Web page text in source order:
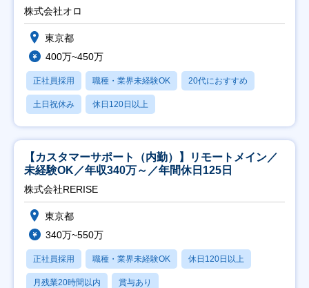
修充実】
株式会社オロ
東京都
400万~450万
正社員採用 職種・業界未経験OK 20代におすすめ
土日祝休み 休日120日以上
【カスタマーサポート（内勤）】リモートメイン／
未経験OK／年収340万～／年間休日125日
株式会社RERISE
東京都
340万~550万
正社員採用 職種・業界未経験OK 休日120日以上
月残業20時間以内 賞与あり